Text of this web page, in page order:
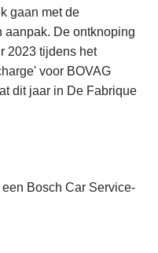
gaan met de
aanpak. De ontknoping
2023 tijdens het
voor BOVAG
dit jaar in De Fabrique
Bosch Car Service-